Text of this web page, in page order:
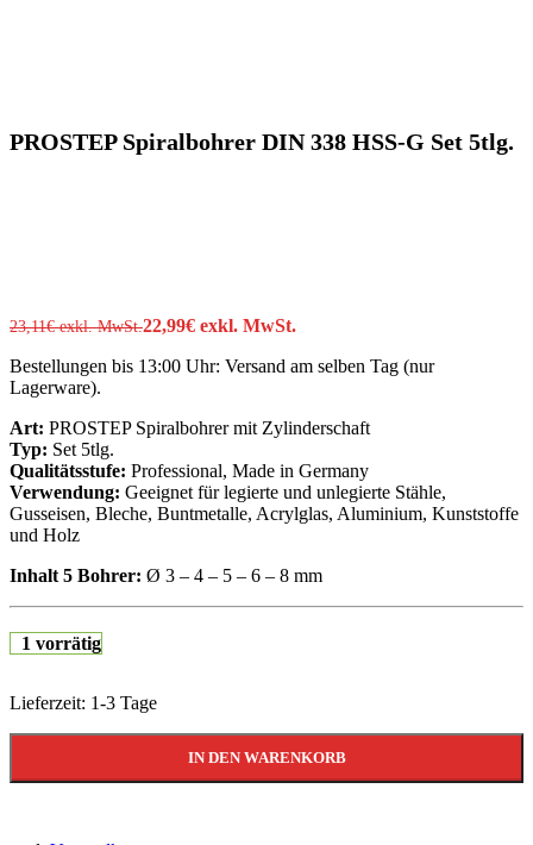
PROSTEP Spiralbohrer DIN 338 HSS-G Set 5tlg.
23,11€ exkl. MwSt.22,99€ exkl. MwSt.
Bestellungen bis 13:00 Uhr: Versand am selben Tag (nur
Lagerware).
Art: PROSTEP Spiralbohrer mit Zylinderschaft
Typ: Set 5tlg.
Qualitätsstufe: Professional, Made in Germany
Verwendung: Geeignet für legierte und unlegierte Stähle,
Gusseisen, Bleche, Buntmetalle, Acrylglas, Aluminium, Kunststoffe
und Holz
Inhalt 5 Bohrer: Ø 3 – 4 – 5 – 6 – 8 mm
1 vorrätig
Lieferzeit: 1-3 Tage
IN DEN WARENKORB